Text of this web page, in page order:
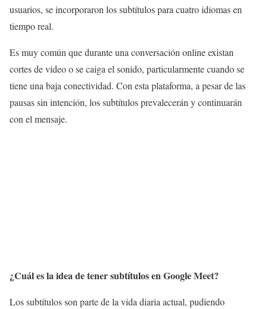
usuarios, se incorporaron los subtítulos para cuatro idiomas en
tiempo real.
Es muy común que durante una conversación online existan
cortes de video o se caiga el sonido, particularmente cuando se
tiene una baja conectividad. Con esta plataforma, a pesar de las
pausas sin intención, los subtítulos prevalecerán y continuarán
con el mensaje.
¿Cuál es la idea de tener subtítulos en Google Meet?
Los subtítulos son parte de la vida diaria actual, pudiendo